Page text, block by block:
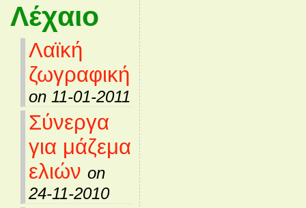
Λέχαιο
Λαϊκή
ζωγραφική
on 11-01-2011
Σύνεργα
για μάζεμα
ελιών on
24-11-2010